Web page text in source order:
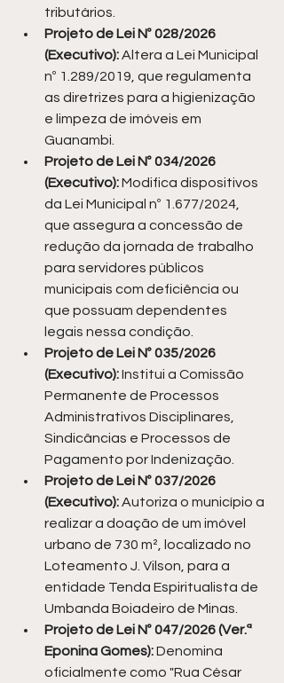
tributários.
Projeto de Lei Nº 028/2026
(Executivo): Altera a Lei Municipal
nº 1.289/2019, que regulamenta
as diretrizes para a higienização
e limpeza de imóveis em
Guanambi.
Projeto de Lei Nº 034/2026
(Executivo): Modifica dispositivos
da Lei Municipal nº 1.677/2024,
que assegura a concessão de
redução da jornada de trabalho
para servidores públicos
municipais com deficiência ou
que possuam dependentes
legais nessa condição.
Projeto de Lei Nº 035/2026
(Executivo): Institui a Comissão
Permanente de Processos
Administrativos Disciplinares,
Sindicâncias e Processos de
Pagamento por Indenização.
Projeto de Lei Nº 037/2026
(Executivo): Autoriza o município a
realizar a doação de um imóvel
urbano de 730 m², localizado no
Loteamento J. Vilson, para a
entidade Tenda Espiritualista de
Umbanda Boiadeiro de Minas.
Projeto de Lei Nº 047/2026 (Ver.ª
Eponina Gomes): Denomina
oficialmente como "Rua César